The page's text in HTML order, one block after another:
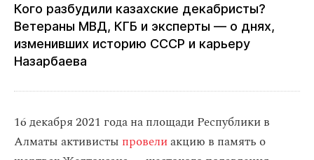
Кого разбудили казахские декабристы?
Ветераны МВД, КГБ и эксперты — о днях,
изменивших историю СССР и карьеру
Назарбаева
16 декабря 2021 года на площади Республики в
Алматы активисты провелиакцию в память о